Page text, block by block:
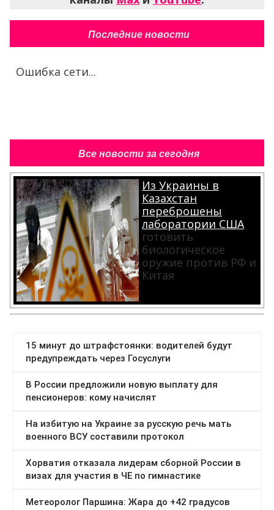
Последние новости
Ошибка сети...
Все новости за сегодня
Из Украины в
Казахстан
переброшены
лаборатории США
готовить
биологическое
оружие против РФ и
Китая